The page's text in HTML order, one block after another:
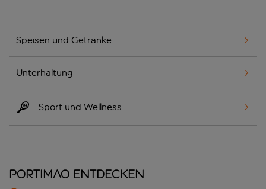
Speisen und Getränke
Unterhaltung
Sport und Wellness
Portimao entdecken